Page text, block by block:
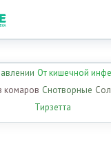
От кишечной
комаров Снотворные
Тирзетта